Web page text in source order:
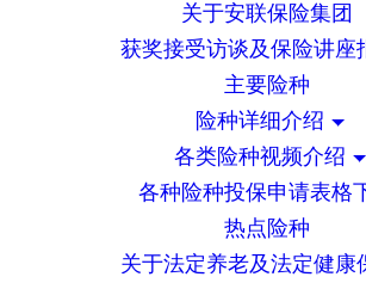
关于安联保险集团
获奖接受访谈及保险讲座
主要险种
险种详细介绍
各类险种视频介绍
各种险种投保申请表格
热点险种
关于法定养老及法定健康